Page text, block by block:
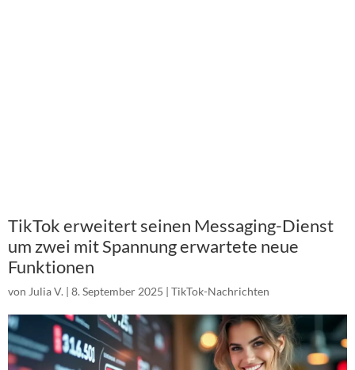
TikTok erweitert seinen Messaging-Dienst
um zwei mit Spannung erwartete neue
Funktionen
von Julia V. | 8. September 2025 | TikTok-Nachrichten